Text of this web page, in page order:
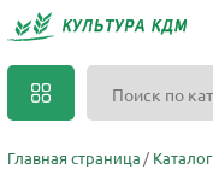
Главная страница Каталог